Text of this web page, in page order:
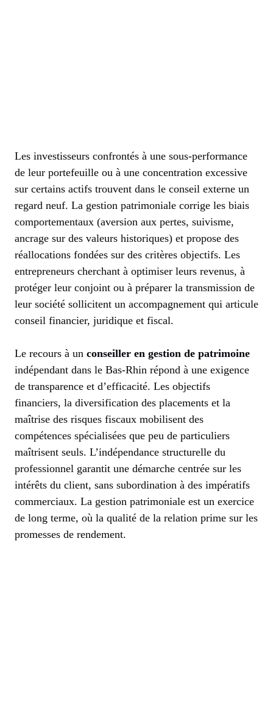
Les investisseurs confrontés à une sous-performance
de leur portefeuille ou à une concentration excessive
sur certains actifs trouvent dans le conseil externe un
regard neuf. La gestion patrimoniale corrige les biais
comportementaux (aversion aux pertes, suivisme,
ancrage sur des valeurs historiques) et propose des
réallocations fondées sur des critères objectifs. Les
entrepreneurs cherchant à optimiser leurs revenus, à
protéger leur conjoint ou à préparer la transmission de
leur société sollicitent un accompagnement qui articule
conseil financier, juridique et fiscal.
Le recours à un conseiller en gestion de patrimoine
indépendant dans le Bas-Rhin répond à une exigence
de transparence et d’efficacité. Les objectifs
financiers, la diversification des placements et la
maîtrise des risques fiscaux mobilisent des
compétences spécialisées que peu de particuliers
maîtrisent seuls. L’indépendance structurelle du
professionnel garantit une démarche centrée sur les
intérêts du client, sans subordination à des impératifs
commerciaux. La gestion patrimoniale est un exercice
de long terme, où la qualité de la relation prime sur les
promesses de rendement.